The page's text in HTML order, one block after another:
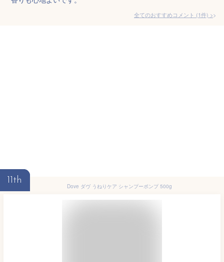
全てのおすすめコメント (1件) >
11th
Dove ダヴ うねりケア シャンプーポンプ 500g